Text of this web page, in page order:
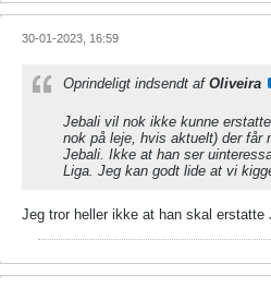
30-01-2023, 16:59
Oprindeligt indsendt af Oliveira
Jebali vil nok ikke kunne
nok på leje, hvis aktuelt) der får
Jebali. Ikke at han ser
Liga. Jeg kan godt lide at vi
Jeg tror heller ikke at han skal